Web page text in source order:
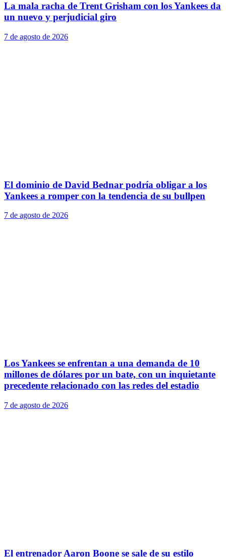
La mala racha de Trent Grisham con los Yankees da
un nuevo y perjudicial giro
7 de agosto de 2026
El dominio de David Bednar podría obligar a los
Yankees a romper con la tendencia de su bullpen
7 de agosto de 2026
Los Yankees se enfrentan a una demanda de 10
millones de dólares por un bate, con un inquietante
precedente relacionado con las redes del estadio
7 de agosto de 2026
El entrenador Aaron Boone se sale de su estilo